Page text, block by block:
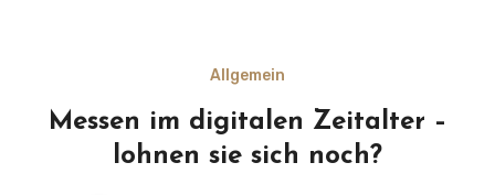
Allgemein
Messen im digitalen Zeitalter –
lohnen sie sich noch?